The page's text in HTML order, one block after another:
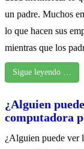
un padre. Muchos
lo que hacen sus
mientras que los
Sigue leyendo …
¿Alguien
computadora
¿Alguien puede ver